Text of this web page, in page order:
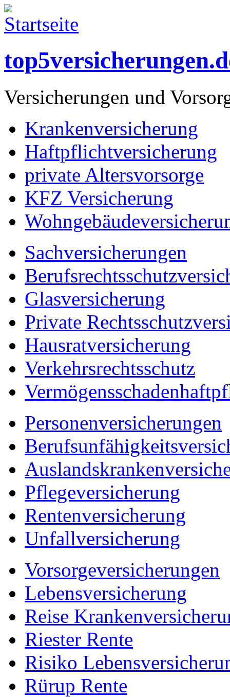
Versicherungen und
Krankenversicherung
Haftpflichtversicherung
private Altersvorsorge
KFZ Versicherung
Sachversicherungen
Glasversicherung
Private
Hausratversicherung
Verkehrsrechtsschutz
Personenversicherungen
Pflegeversicherung
Rentenversicherung
Unfallversicherung
Vorsorgeversicherungen
Lebensversicherung
Reise
Riester Rente
Risiko
Rürup Rente